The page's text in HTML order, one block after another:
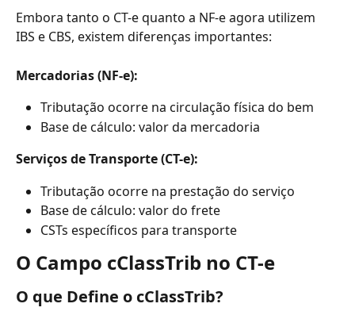
Embora tanto o CT-e quanto a NF-e agora utilizem
IBS e CBS, existem diferenças importantes:
Mercadorias (NF-e):
Tributação ocorre na circulação física do bem
Base de cálculo: valor da mercadoria
Serviços de Transporte (CT-e):
Tributação ocorre na prestação do serviço
Base de cálculo: valor do frete
CSTs específicos para transporte
O Campo cClassTrib no CT-e
O que Define o cClassTrib?